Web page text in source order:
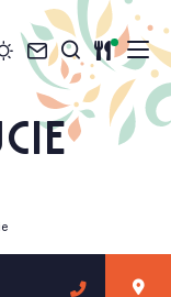
MétéoContact
Je